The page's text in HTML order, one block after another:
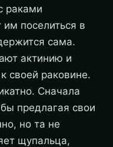
раками
поселиться в
сама.
актинию и
своей раковине.
Сначала
предлагая свои
но та не
щупальца,